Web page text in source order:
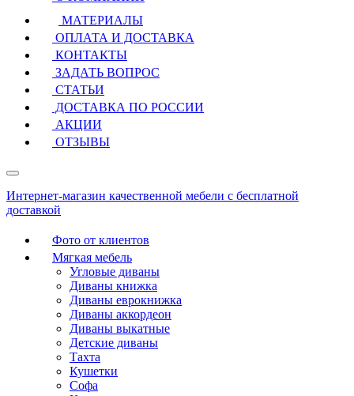
МАТЕРИАЛЫ
ОПЛАТА И ДОСТАВКА
КОНТАКТЫ
ЗАДАТЬ ВОПРОС
СТАТЬИ
ДОСТАВКА ПО РОССИИ
АКЦИИ
ОТЗЫВЫ
Интернет-магазин качественной мебели с бесплатной
доставкой
Фото от клиентов
Мягкая мебель
Угловые диваны
Диваны книжка
Диваны еврокнижка
Диваны аккордеон
Диваны выкатные
Детские диваны
Тахта
Кушетки
Софа